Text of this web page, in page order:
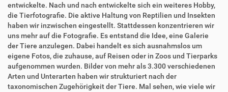
entwickelte. Nach und nach entwickelte sich ein weiteres Hobby,
die Tierfotografie. Die aktive Haltung von Reptilien und Insekten
haben wir inzwischen eingestellt. Stattdessen konzentrieren wir
uns mehr auf die Fotografie. Es entstand die Idee, eine Galerie
der Tiere anzulegen. Dabei handelt es sich ausnahmslos um
eigene Fotos, die zuhause, auf Reisen oder in Zoos und Tierparks
aufgenommen wurden. Bilder von mehr als 3.300 verschiedenen
Arten und Unterarten haben wir strukturiert nach der
taxonomischen Zugehörigkeit der Tiere. Mal sehen, wie viele wir